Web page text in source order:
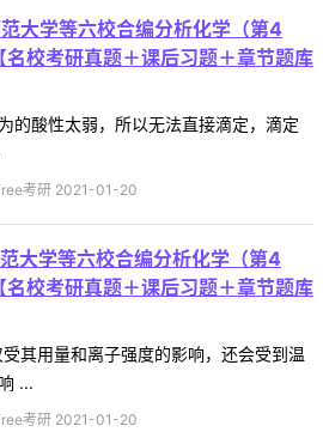
大学等六校合编分析化学（第4
校考研真题＋课后习题＋章节题库
的酸性太弱，所以无法直接滴定，滴定
考研 2021-01-20
大学等六校合编分析化学（第4
校考研真题＋课后习题＋章节题库
其用量和离子强度的影响，还会受到温
...
考研 2021-01-20